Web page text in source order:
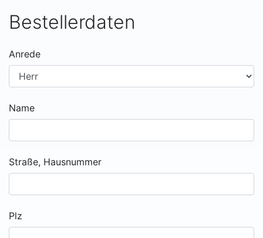
Bestellerdaten
Anrede
Name
Straße, Hausnummer
Plz